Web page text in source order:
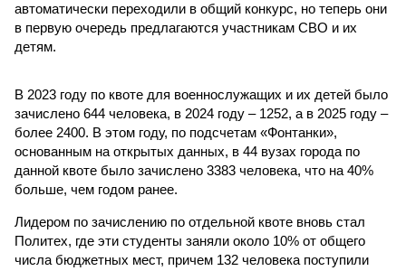
автоматически переходили в общий конкурс, но теперь они
в первую очередь предлагаются участникам СВО и их
детям.
В 2023 году по квоте для военнослужащих и их детей было
зачислено 644 человека, в 2024 году – 1252, а в 2025 году –
более 2400. В этом году, по подсчетам «Фонтанки»,
основанным на открытых данных, в 44 вузах города по
данной квоте было зачислено 3383 человека, что на 40%
больше, чем годом ранее.
Лидером по зачислению по отдельной квоте вновь стал
Политех, где эти студенты заняли около 10% от общего
числа бюджетных мест, причем 132 человека поступили